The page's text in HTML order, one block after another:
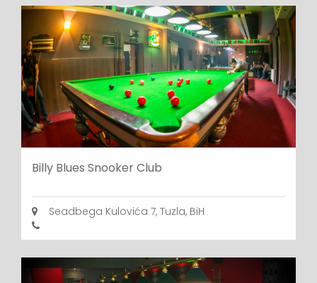
Billy Blues Snooker Club
Seadbega Kulovića 7, Tuzla, BiH